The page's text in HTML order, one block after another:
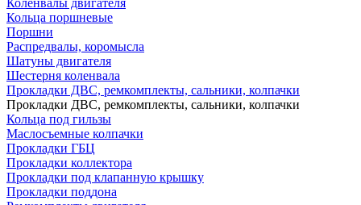
Коленвалы двигателя
Кольца поршневые
Поршни
Распредвалы, коромысла
Шатуны двигателя
Шестерня коленвала
Прокладки ДВС, ремкомплекты, сальники, колпачки
Прокладки ДВС, ремкомплекты, сальники, колпачки
Кольца под гильзы
Маслосъемные колпачки
Прокладки ГБЦ
Прокладки коллектора
Прокладки под клапанную крышку
Прокладки поддона